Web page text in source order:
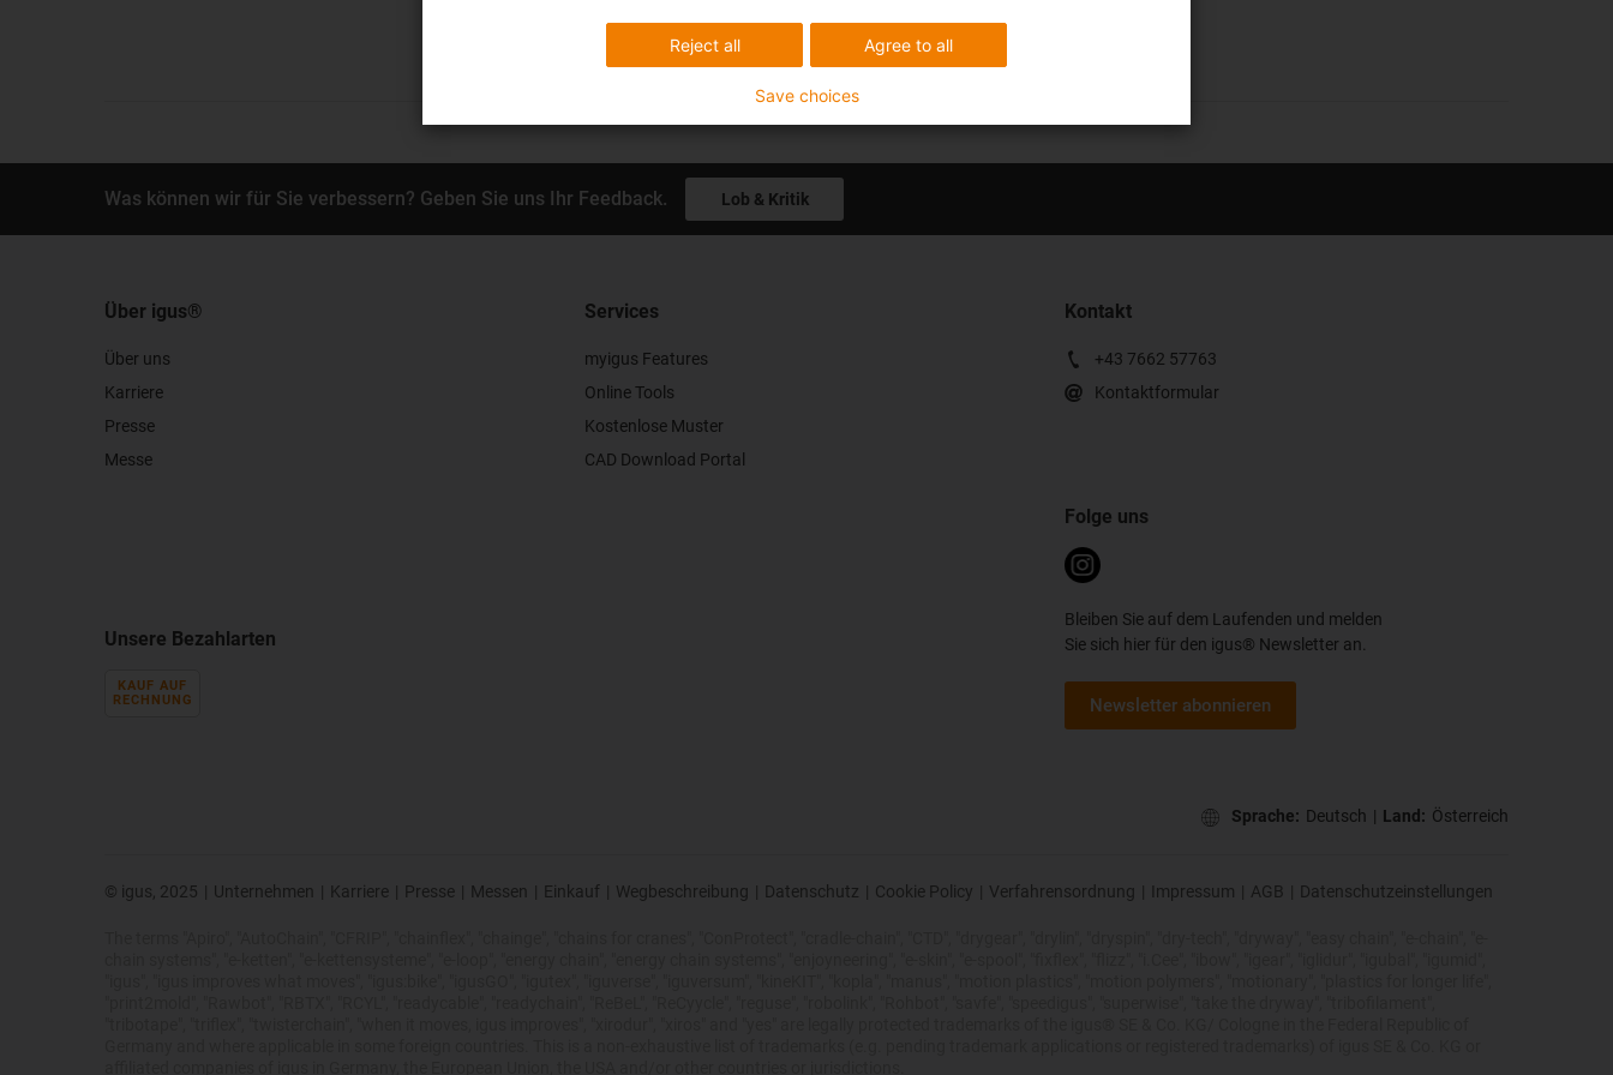
Was können wir für Sie verbessern? Geben Sie uns Ihr Feedback. Lob & Kritik
Über igus®
Über uns
Karriere
Presse
Messe
Services
myigus Features
Online Tools
Kostenlose Muster
CAD Download Portal
Kontakt
+43 7662 57763
Kontaktformular
Unsere Bezahlarten
KAUF AUF
RECHNUNG
Folge uns
Bleiben Sie auf dem Laufenden und melden
Sie sich hier für den igus® Newsletter an.
Newsletter abonnieren
Sprache: Deutsch | Land: Österreich
© igus, 2025 | Unternehmen | Karriere | Presse | Messen | Einkauf | Wegbeschreibung | Datenschutz | Cookie Policy | Verfahrensordnung | Impressum | AGB | Datenschutzeinstellungen
Agree to all
Reject all
Save choices